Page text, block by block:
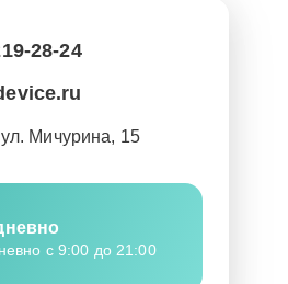
28-24
Мичурина, 15
с 9:00 до 21:00